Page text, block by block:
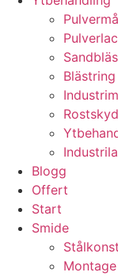
Blästring
Blogg
Offert
Start
Smide